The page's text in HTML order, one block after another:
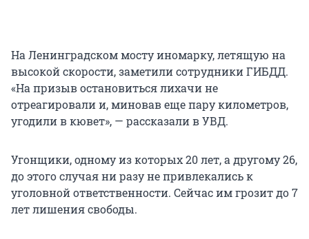
На Ленинградском мосту иномарку, летящую на
высокой скорости, заметили сотрудники ГИБДД.
«На призыв остановиться лихачи не
отреагировали и, миновав еще пару километров,
угодили в кювет», — рассказали в УВД.
Угонщики, одному из которых 20 лет, а другому 26,
до этого случая ни разу не привлекались к
уголовной ответственности. Сейчас им грозит до 7
лет лишения свободы.